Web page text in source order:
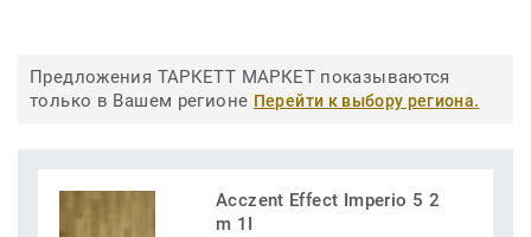
Предложения ТАРКЕТТ МАРКЕТ показываются
только в Вашем регионе Перейти к выбору региона.
Acczent Effect Imperio 5 2
m 1I